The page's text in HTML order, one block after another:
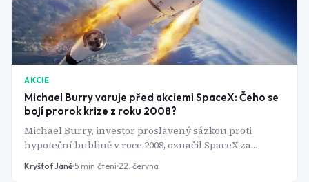
AKCIE
Michael Burry varuje před akciemi SpaceX: Čeho se
bojí prorok krize z roku 2008?
Michael Burry, investor proslavený sázkou proti
hypoteční bublině v roce 2008, označil SpaceX za
absurdně drahou akcii. Jenže i tak proti ní odmítl
vsadit. Co to tedy vypovídá o akciích?
Kryštof Jáně 5 min čtení 22. června